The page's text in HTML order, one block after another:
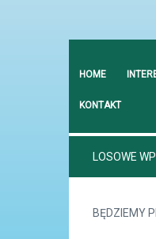
HOME
KONTAKT
LOSOWE
BĘDZIEMY